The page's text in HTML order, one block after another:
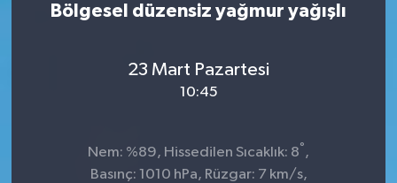
Bölgesel düzensiz yağmur yağışlı
23 Mart Pazartesi
10:45
Nem: %89, Hissedilen Sıcaklık: 8° ,
Basınç: 1010 hPa, Rüzgar: 7 km/s,